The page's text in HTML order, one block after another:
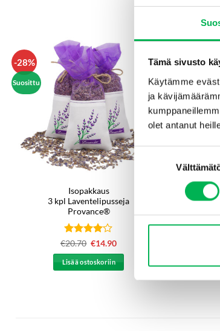
Tämä sivusto
Käytämme
ja
olet antanut
Suostumuksen
-28%
Suosittu
Isopakkaus
3 kpl Laventelipusseja
Provance®
Arvostelu
tuotteesta:
4/ 5
€20.70 Alkuperäinen
oli:
€20.70.
€14.90
Lisää ostoskoriin